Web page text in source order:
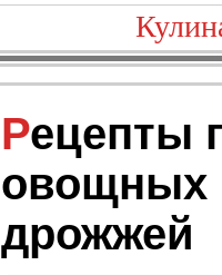
Рецепты полезных
овощных
дрожжей